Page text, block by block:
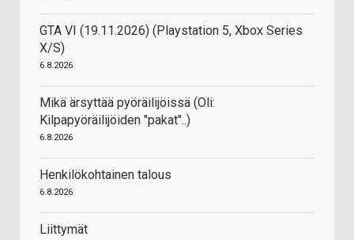
GTA VI (19.11.2026) (Playstation 5, Xbox Series
X/S)
6.8.2026
Mikä ärsyttää pyöräilijöissä (Oli:
Kilpapyöräilijöiden "pakat"..)
6.8.2026
Henkilökohtainen talous
6.8.2026
Liittymät